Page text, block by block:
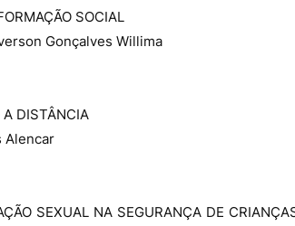
SOCIAL
Gonçalves Willima
A DISTÂNCIA
Alencar
SEXUAL NA SEGURANÇA DE